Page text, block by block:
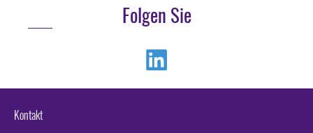
Folgen Sie
Kontakt